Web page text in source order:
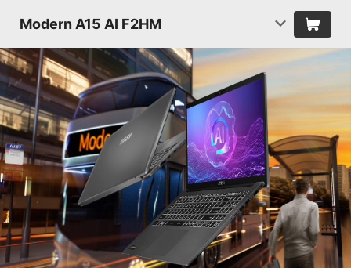
Modern A15 AI F2HM